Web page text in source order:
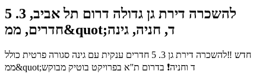
להשכרה דירת גן גדולה דרום תל אביב, 3. 5
חדרים, ממ&quot;ד, חניה, גינה
חדש ‼️להשכרה דירת גן 3. 5 חדרים ענקית עם גינה סגורה פרטית כולל
ממ&quot;ד וחניה❗ בדרום ת''א בפרויקט בוטיק מבוקש